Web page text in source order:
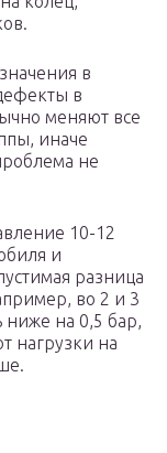
в
в
меняют все
иначе
не
10-12
и
разница
во 2 и 3
ниже на 0,5 бар,
нагрузки на